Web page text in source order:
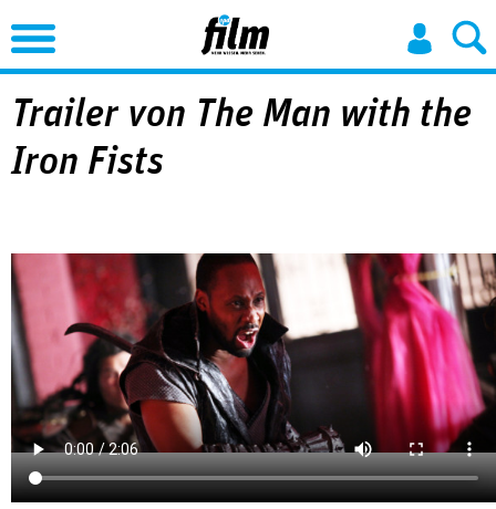
Jump to Navigation
Trailer von The Man with the
Iron Fists